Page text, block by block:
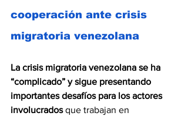
cooperación ante crisis
migratoria venezolana
La crisis migratoria venezolana se ha
“complicado” y sigue presentando
importantes desafíos para los actores
involucrados que trabajan en